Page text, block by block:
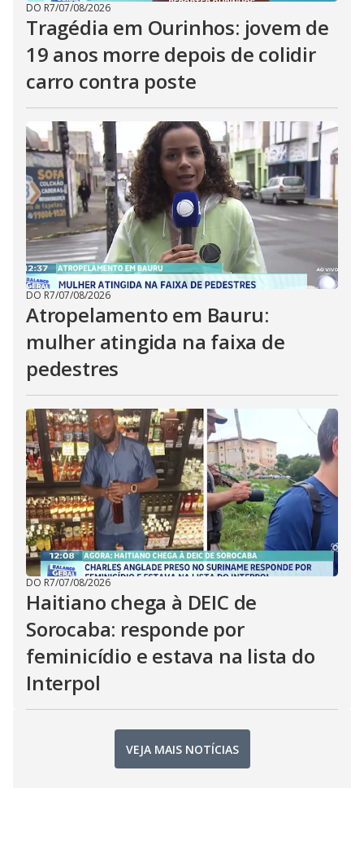
DO R7/07/08/2026
Tragédia em Ourinhos: jovem de
19 anos morre depois de colidir
carro contra poste
DO R7/07/08/2026
Atropelamento em Bauru:
mulher atingida na faixa de
pedestres
DO R7/07/08/2026
Haitiano chega à DEIC de
Sorocaba: responde por
feminicídio e estava na lista do
Interpol
VEJA MAIS NOTÍCIAS